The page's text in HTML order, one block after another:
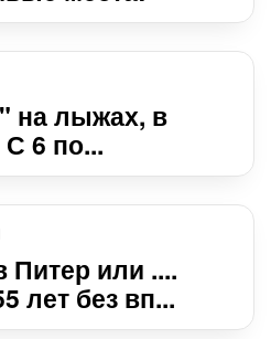
на лыжах, в
6 по...
Питер или ....
лет без вп...